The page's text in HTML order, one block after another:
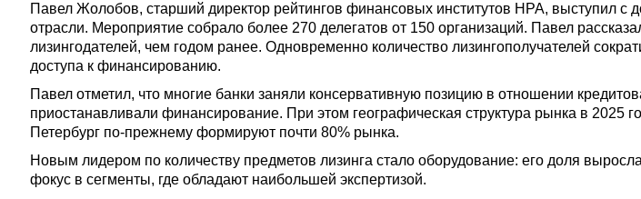
Павел Жолобов, старший директор рейтингов финансовых институтов НРА, выступил с
отрасли. Мероприятие собрало более 270 делегатов от 150 организаций. Павел
лизингодателей, чем годом ранее. Одновременно количество лизингополучателей
доступа к финансированию.
Павел отметил, что многие банки заняли консервативную позицию в отношении
приостанавливали финансирование. При этом географическая структура рынка в 2025
Петербург по-прежнему формируют почти 80% рынка.
Новым лидером по количеству предметов лизинга стало оборудование: его доля
фокус в сегменты, где обладают наибольшей экспертизой.